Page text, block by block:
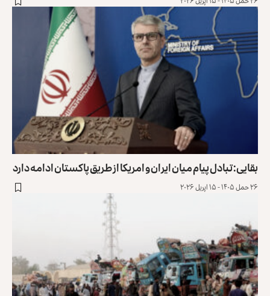
بقایی: تبادل پیام میان ایران و امریکا از طریق پاکستان ادامه دارد